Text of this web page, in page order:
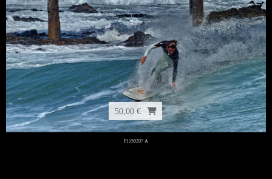
50,00 €
P1150207 A